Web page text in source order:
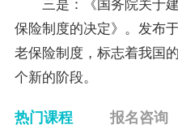
保险制度的决定》。发布
老保险制度，标志着我国
个新的阶段。
热门课程 报名咨询